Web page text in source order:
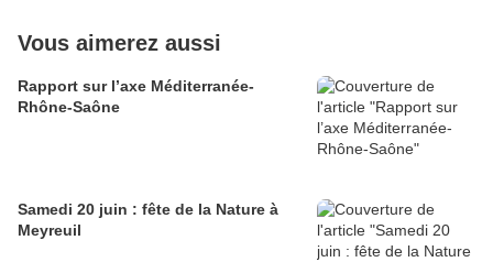
Vous aimerez aussi
Rapport sur l’axe Méditerranée-
Rhône-Saône
Samedi 20 juin : fête de la Nature à
Meyreuil